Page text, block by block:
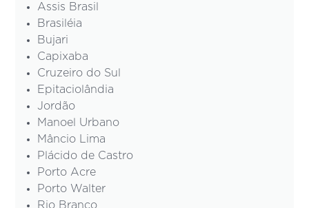
Assis Brasil
Brasiléia
Bujari
Capixaba
Cruzeiro do Sul
Epitaciolândia
Jordão
Manoel Urbano
Mâncio Lima
Plácido de Castro
Porto Acre
Porto Walter
Rio Branco